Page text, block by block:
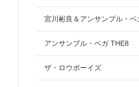
宮川彬良＆アンサンブル・ベ
アンサンブル・ベガ THE8
ザ・ロウボーイズ